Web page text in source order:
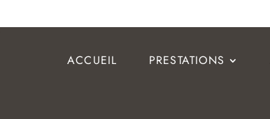
ACCUEIL PRESTATIONS